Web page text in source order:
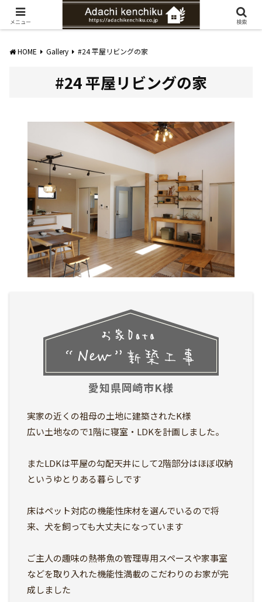
愛知県みよし市の工務店。自然素材を使ったナチュラルな家づくりをご提案
HOME Gallery #24 平屋リビングの家
#24 平屋リビングの家
愛知県岡崎市K様
実家の近くの祖母の土地に建築されたK様
広い土地なので1階に寝室・LDKを計画しました。
またLDKは平屋の勾配天井にして2階部分はほぼ収納
というゆとりある暮らしです
床はペット対応の機能性床材を選んでいるので将
来、犬を飼っても大丈夫になっています
ご主人の趣味の熱帯魚の管理専用スペースや家事室
などを取り入れた機能性満載のこだわりのお家が完
成しました
メニュー 検索